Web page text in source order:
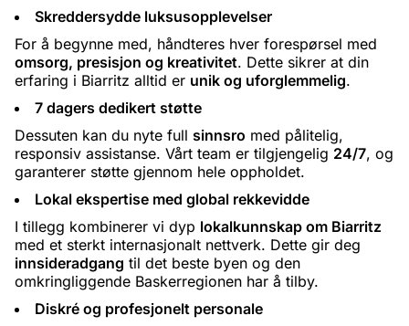
Skreddersydde luksusopplevelser
For å begynne med, håndteres hver forespørsel med
omsorg, presisjon og kreativitet. Dette sikrer at din
erfaring i Biarritz alltid er unik og uforglemmelig.
7 dagers dedikert støtte
Dessuten kan du nyte full sinnsro med pålitelig,
responsiv assistanse. Vårt team er tilgjengelig 24/7, og
garanterer støtte gjennom hele oppholdet.
Lokal ekspertise med global rekkevidde
I tillegg kombinerer vi dyp lokalkunnskap om Biarritz
med et sterkt internasjonalt nettverk. Dette gir deg
innsideradgang til det beste byen og den
omkringliggende Baskerregionen har å tilby.
Diskré og profesjonelt personale